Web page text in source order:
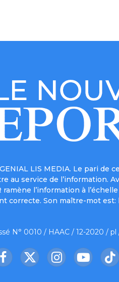
LIS MEDIA. Le pari
au service de l’information.
l’information à
correcte. Son maître-mot est:
N° 0010 / HAAC / 12-2020 / pl
Facebook
X
InstagramYouTube